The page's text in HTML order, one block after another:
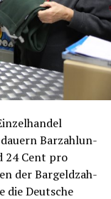
Bar­zah­lun­
24 Cent pro
der Bar­geld­zah­
die Deut­sche